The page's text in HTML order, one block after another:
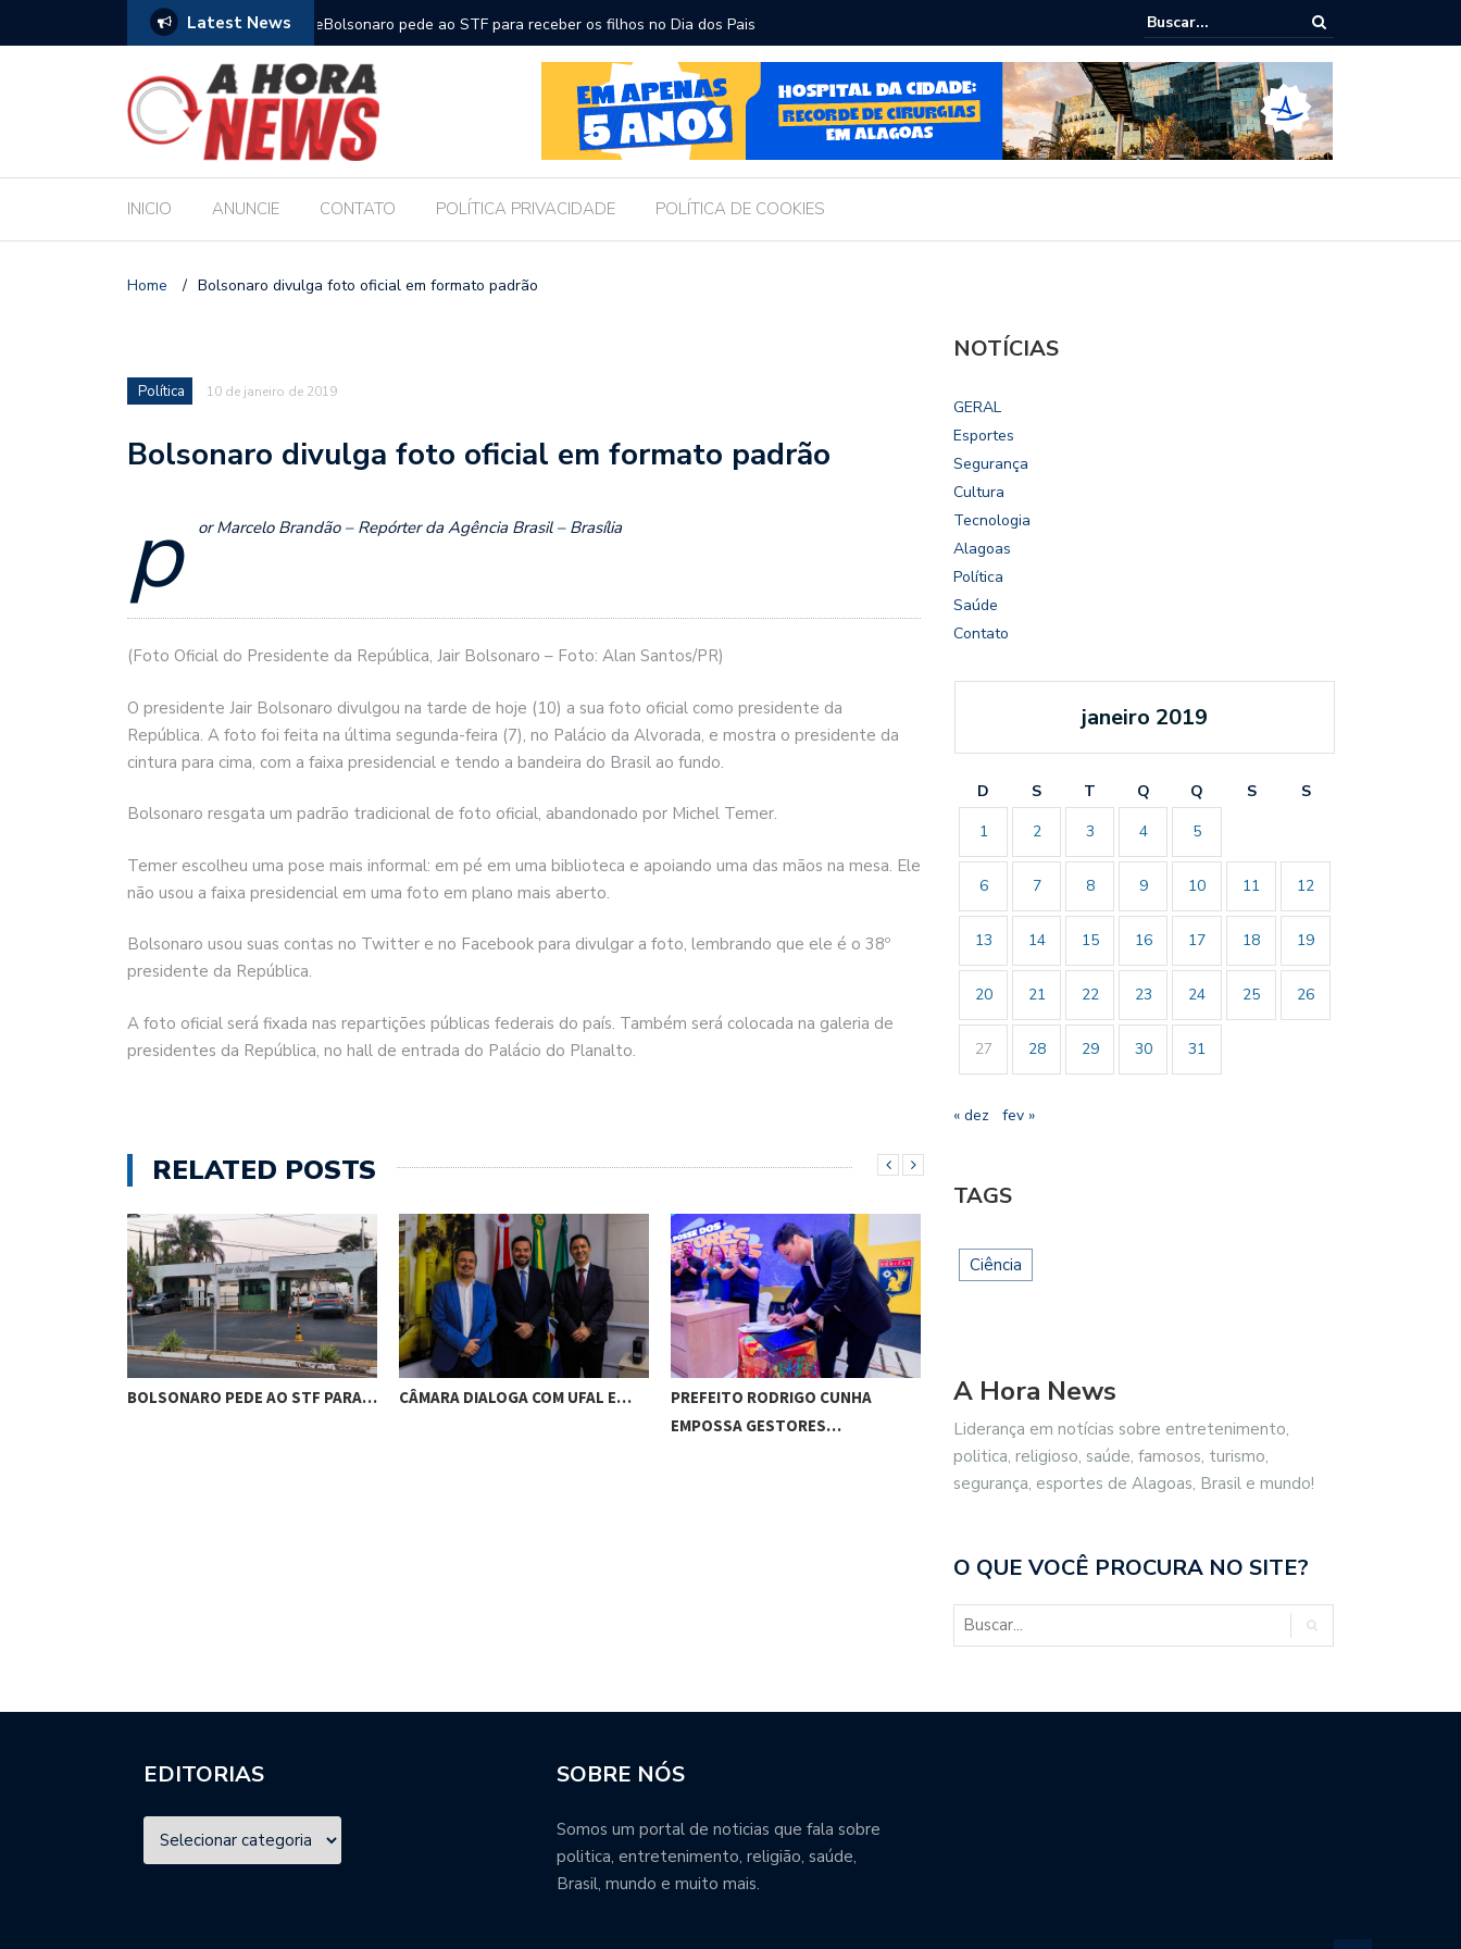
Latest News
com a Educação durante posse Bolsonaro pede ao STF para receber os filhos no Dia dos Pais
Câmara dialoga com UFAL e Faculdade de Coimbra sobre parcerias para
Legislativo
INICIO ANUNCIE CONTATO POLÍTICA PRIVACIDADE POLÍTICA DE COOKIES
Home / Bolsonaro divulga foto oficial em formato padrão
Política 10 de janeiro de 2019
Bolsonaro divulga foto oficial em formato padrão
p or Marcelo Brandão – Repórter da Agência Brasil – Brasília
(Foto Oficial do Presidente da República, Jair Bolsonaro – Foto: Alan Santos/PR)
O presidente Jair Bolsonaro divulgou na tarde de hoje (10) a sua foto oficial como presidente da
República. A foto foi feita na última segunda-feira (7), no Palácio da Alvorada, e mostra o presidente da
cintura para cima, com a faixa presidencial e tendo a bandeira do Brasil ao fundo.
Bolsonaro resgata um padrão tradicional de foto oficial, abandonado por Michel Temer.
Temer escolheu uma pose mais informal: em pé em uma biblioteca e apoiando uma das mãos na mesa. Ele
não usou a faixa presidencial em uma foto em plano mais aberto.
Bolsonaro usou suas contas no Twitter e no Facebook para divulgar a foto, lembrando que ele é o 38º
presidente da República.
A foto oficial será fixada nas repartições públicas federais do país. Também será colocada na galeria de
presidentes da República, no hall de entrada do Palácio do Planalto.
RELATED POSTS
BOLSONARO PEDE AO STF PARA… CÂMARA DIALOGA COM UFAL E…
PREFEITO RODRIGO CUNHA
EMPOSSA GESTORES…
CHICO FILHO DESTACA
POTENCIAL ESPORTIVO,…
VISTO…
NOTÍCIAS
GERAL
Esportes
Segurança
Cultura
Tecnologia
Alagoas
Política
Saúde
Contato
janeiro 2019
D S T Q Q S
S
1
2 3 4 5
6 7 8 9 10 11 12
13 14 15 16 17 18 19
20 21 22 23 24 25 26
27 28 29 30 31
« dez fev »
TAGS
Ciência
A Hora News
Liderança em notícias sobre entretenimento,
politica, religioso, saúde, famosos, turismo,
segurança, esportes de Alagoas, Brasil e mundo!
O QUE VOCÊ PROCURA NO SITE?
EDITORIAS SOBRE NÓS
Somos um portal de noticias que fala sobre
politica, entretenimento, religião, saúde,
Brasil, mundo e muito mais.